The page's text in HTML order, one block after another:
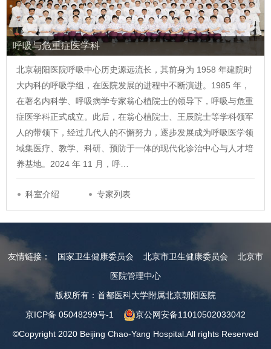
呼吸与危重症医学科
北京朝阳医院呼吸中心历史源远流长，其前身为 1958 年建院时
大内科的呼吸学组，在医院发展的进程中不断演进。1985 年，
在著名内科学、呼吸病学专家翁心植院士的领导下，呼吸与危重
症医学科正式成立。此后，在翁心植院士、王辰院士等学科领军
人的带领下，经过几代人的不懈努力，逐步发展成为呼吸医学领
域集医疗、教学、科研、预防于一体的现代化诊治中心与人才培
养基地。2024 年 11 月，呼…
科室介绍 专家列表
友情链接： 国家卫生健康委员会 北京市卫生健康委员会
北京市
医院管理中心
版权所有：首都医科大学附属北京朝阳医院
京ICP备 05048299号-1
京公网安备11010502033042
©Copyright 2020 Beijing Chao-Yang Hospital.All rights Reserved